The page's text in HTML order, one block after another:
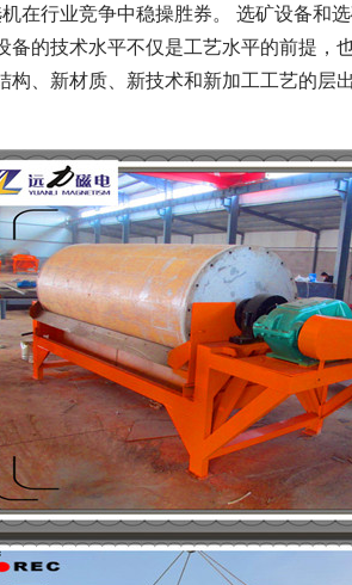
磁辊式强磁选机 RCT系列
在行业竞争中稳操胜券。 选矿设备和
的技术水平不仅是工艺水平的前提
、新材质、新技术和新加工工艺的